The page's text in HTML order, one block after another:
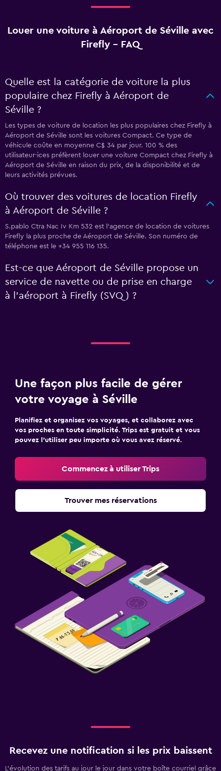
Louer une voiture à Aéroport de Séville avec
Firefly - FAQ
Quelle est la catégorie de voiture la plus
populaire chez Firefly à Aéroport de
Séville ?
Les types de voiture de location les plus populaires chez Firefly à
Aéroport de Séville sont les voitures Compact. Ce type de
véhicule coûte en moyenne C$ 34 par jour. 100 % des
utilisateur·ices préfèrent louer une voiture Compact chez Firefly à
Aéroport de Séville en raison du prix, de la disponibilité et de
leurs activités prévues.
Où trouver des voitures de location Firefly
à Aéroport de Séville ?
S.pablo Ctra Nac Iv Km 532 est l'agence de location de voitures
Firefly la plus proche de Aéroport de Séville. Son numéro de
téléphone est le +34 955 116 135.
Est-ce que Aéroport de Séville propose un
service de navette ou de prise en charge
à l’aéroport à Firefly (SVQ) ?
Une façon plus facile de gérer
votre voyage à Séville
Planifiez et organisez vos voyages, et collaborez avec
vos proches en toute simplicité. Trips est gratuit et vous
pouvez l’utiliser peu importe où vous avez réservé.
Commencez à utiliser Trips
Trouver mes réservations
Recevez une notification si les prix baissent
L’évolution des tarifs au jour le jour dans votre boîte courriel grâce